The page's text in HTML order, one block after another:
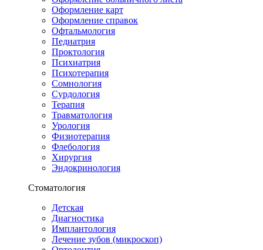
Оформление карт
Оформление справок
Офтальмология
Педиатрия
Проктология
Психиатрия
Психотерапия
Сомнология
Сурдология
Терапия
Травматология
Урология
Физиотерапия
Флебология
Хирургия
Эндокринология
Стоматология
Детская
Диагностика
Имплантология
Лечение зубов (микроскоп)